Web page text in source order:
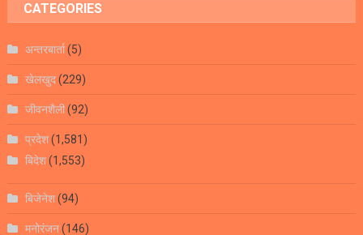
CATEGORIES
अन्तरबार्ता(5)
खेलखुद(229)
जीवनशैली(92)
प्रदेश(1,581)
बिदेश(1,553)
बिजेनेश(94)
मनोरंजन(146)